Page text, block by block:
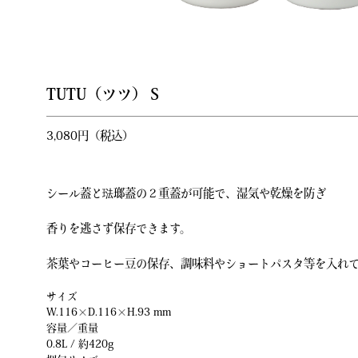
TUTU（ツツ）Ｓ
3,080円（税込）
シール蓋と琺瑯蓋の２重蓋が可能で、湿気や乾燥を防ぎ
香りを逃さず保存できます。
茶葉やコーヒー豆の保存、調味料やショートパスタ等を入れて
サイズ
W.116×D.116×H.93 mm
容量／重量
0.8L / 約420g